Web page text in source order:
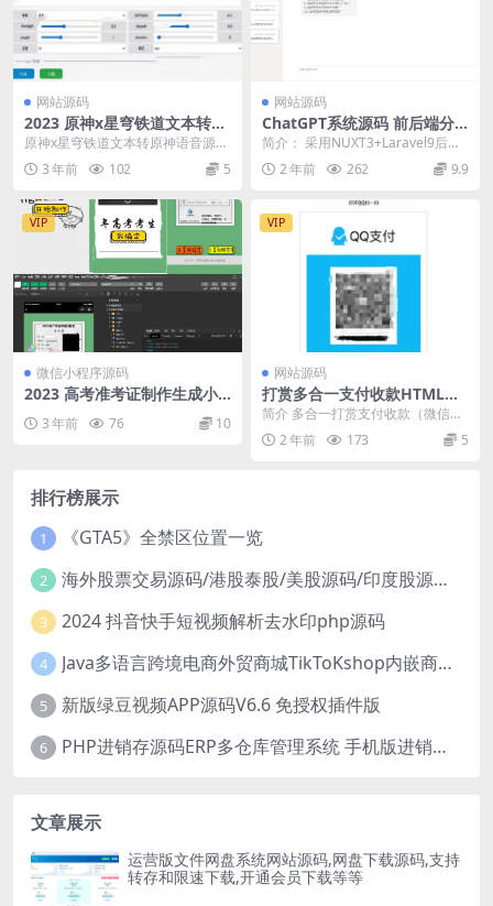
网站源码
2023 原神x星穹铁道文本转原
神语音源码
原神x星穹铁道文本转原神语音源
码，模型还行,里面有原神和星穹铁
道的语音,还有其他...
3 年前 102 5
网站源码
ChatGPT系统源码 前后端分
离
简介： 采用NUXT3+Laravel9后端
开发 ChatGPT是一种基于AI的...
2 年前 262 9.9
VIP
微信小程序源码
2023 高考准考证制作生成小
3 年前 76 10
VIP
网站源码
打赏多合一支付收款HTML源
码
简介 多合一打赏支付收款（微信、
QQ、支付宝） 源码直接上传到空
间解压缩即可访问...
2 年前 173 5
排行榜展示
1 《GTA5》全禁区位置一览
2 海外股票交易源码/港股泰股/美股源码/印度股源码/马拉西亚股票源码/国际股票配资
3 2024 抖音快手短视频解析去水印php源码
4 Java多语言跨境电商外贸商城TikToKshop内嵌商城I商家入驻I一键铺
5 新版绿豆视频APP源码V6.6 免授权插件版
6 PHP进销存源码ERP多仓库管理系统 手机版进销存 php网络版进销存小程序
文章展示
运营版文件网盘系统网站源码,网盘下载源码,支持
转存和限速下载,开通会员下载等等